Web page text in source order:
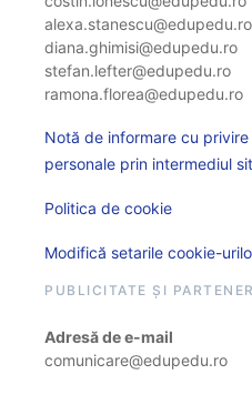
alexa.stanescu@edupedu.ro
diana.ghimisi@edupedu.ro
stefan.lefter@edupedu.ro
ramona.florea@edupedu.ro
Notă de informare cu
personale prin intermediul
Politica de cookie
Modifică setarile cookie-
PUBLICITATE ȘI
Adresă de e-mail
comunicare@edupedu.ro